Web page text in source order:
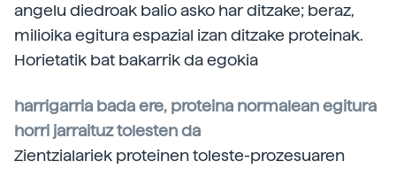
angelu diedroak balio asko har ditzake; beraz,
milioika egitura espazial izan ditzake proteinak.
Horietatik bat bakarrik da egokia
harrigarria bada ere, proteina normalean egitura
horri jarraituz tolesten da
Zientzialariek proteinen toleste-prozesuaren